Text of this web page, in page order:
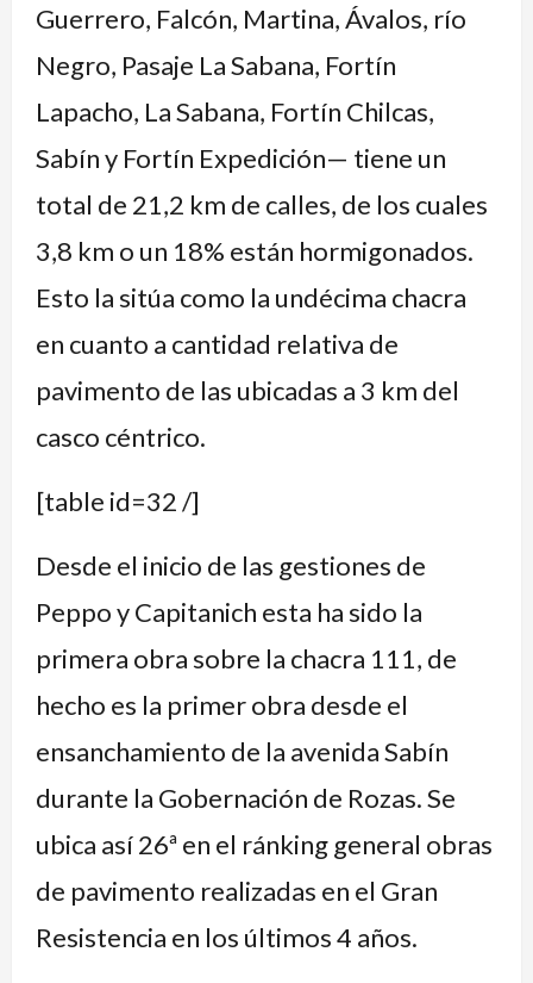
Guerrero, Falcón, Martina, Ávalos, río
Negro, Pasaje La Sabana, Fortín
Lapacho, La Sabana, Fortín Chilcas,
Sabín y Fortín Expedición— tiene un
total de 21,2 km de calles, de los cuales
3,8 km o un 18% están hormigonados.
Esto la sitúa como la undécima chacra
en cuanto a cantidad relativa de
pavimento de las ubicadas a 3 km del
casco céntrico.
[table id=32 /]
Desde el inicio de las gestiones de
Peppo y Capitanich esta ha sido la
primera obra sobre la chacra 111, de
hecho es la primer obra desde el
ensanchamiento de la avenida Sabín
durante la Gobernación de Rozas. Se
ubica así 26ª en el ránking general obras
de pavimento realizadas en el Gran
Resistencia en los últimos 4 años.